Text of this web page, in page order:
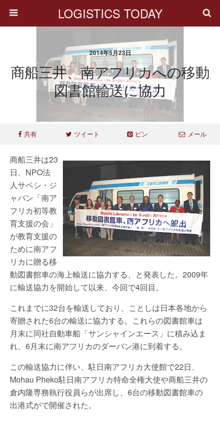
LOGISTICS TODAY
2014年5月23日
商船三井、南アフリカへの移動
図書館輸送に協力
共有 ツイート ピン メール
商船三井は23
日、NPO法
人サペシ・ジ
ャパン「南ア
フリカ初等教
育支援の会」
が教育支援の
ために南アフ
リカに贈る移
動図書館車の海上輸送に協力する、と発表した。2009年
に輸送協力を開始して以来、今回で4回目。
これまでに32台を輸送しており、ことしは日本各地から
寄贈された6台の輸送に協力する。これらの図書館車は
月末に同社自動車船「サンシャインエース」に積み込ま
れ、6月末に南アフリカのダーバン港に到着する。
この輸送協力に伴い、駐日南アフリカ大使館で22日、
Mohau Pheko駐日南アフリカ特命全権大使や商船三井の
倉内隆専務執行役員らが出席し、6台の移動図書館車の
出港式がで開催された。